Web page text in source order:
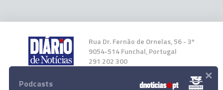
Rua Dr. Fernão de Ornelas, 56 - 3º
9054-514 Funchal, Portugal
291 202 300
Instale a nossa App
Podcasts ×